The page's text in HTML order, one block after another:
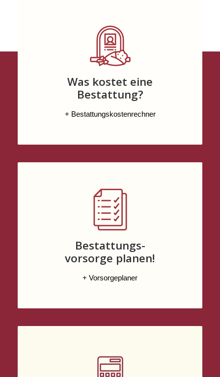
Was kostet eine
Bestattung?
+ Bestattungskostenrechner
Bestattungs-
vorsorge planen!
+ Vorsorgeplaner